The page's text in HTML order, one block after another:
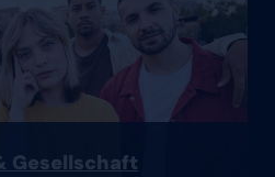
Gesellschaft